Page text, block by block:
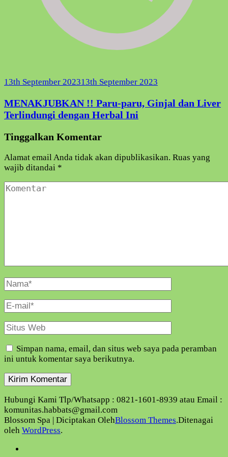
13th September 202313th September 2023
MENAKJUBKAN !! Paru-paru, Ginjal dan Liver
Terlindungi dengan Herbal Ini
Tinggalkan Komentar
Alamat email Anda tidak akan dipublikasikan. Ruas yang
wajib ditandai *
Komentar
Nama
Lengkap
E-
Mail
Situs
Web
Simpan nama, email, dan situs web saya pada peramban
ini untuk komentar saya berikutnya.
Hubungi Kami Tlp/Whatsapp : 0821-1601-8939 atau Email :
komunitas.habbats@gmail.com
Blossom Spa | Diciptakan OlehBlossom Themes.Ditenagai
oleh WordPress.